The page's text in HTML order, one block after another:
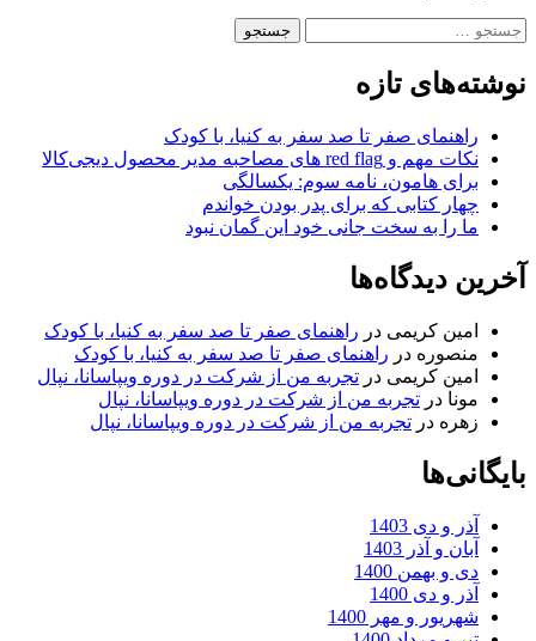
نوشته‌های تازه
راهنمای صفر تا صد سفر به کنیا، با کودک
نکات مهم و red flag های مصاحبه مدیر محصول دیجی‌کالا
برای هامون، نامه سوم: یکسالگی
چهار کتابی که برای پدر بودن خواندم
ما را به سخت جانی خود این گمان نبود
آخرین دیدگاه‌ها
امین کریمی در راهنمای صفر تا صد سفر به کنیا، با کودک
منصوره در راهنمای صفر تا صد سفر به کنیا، با کودک
امین کریمی در تجربه من از شرکت در دوره ویپاسانا، نپال
مونا در تجربه من از شرکت در دوره ویپاسانا، نپال
زهره در تجربه من از شرکت در دوره ویپاسانا، نپال
بایگانی‌ها
آذر و دی 1403
آبان و آذر 1403
دی و بهمن 1400
آذر و دی 1400
شهریور و مهر 1400